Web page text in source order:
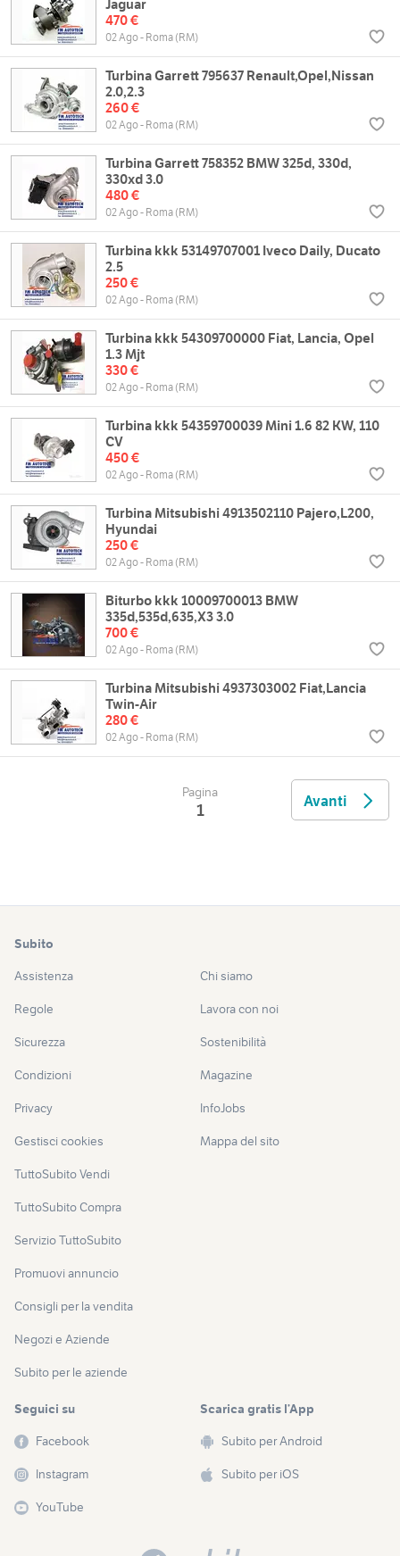
Jaguar
470 €
02 Ago - Roma (RM)
Turbina Garrett 795637 Renault,Opel,Nissan
2.0,2.3
260 €
02 Ago - Roma (RM)
Turbina Garrett 758352 BMW 325d, 330d,
330xd 3.0
480 €
02 Ago - Roma (RM)
Turbina kkk 53149707001 Iveco Daily, Ducato
2.5
250 €
02 Ago - Roma (RM)
Turbina kkk 54309700000 Fiat, Lancia, Opel
1.3 Mjt
330 €
02 Ago - Roma (RM)
Turbina kkk 54359700039 Mini 1.6 82 KW, 110
CV
450 €
02 Ago - Roma (RM)
Turbina Mitsubishi 4913502110 Pajero,L200,
Hyundai
250 €
02 Ago - Roma (RM)
Biturbo kkk 10009700013 BMW
335d,535d,635,X3 3.0
700 €
02 Ago - Roma (RM)
Turbina Mitsubishi 4937303002 Fiat,Lancia
Twin-Air
280 €
02 Ago - Roma (RM)
Pagina
1 Avanti
Subito
Assistenza
Regole
Sicurezza
Condizioni
Privacy
Gestisci cookies
TuttoSubito Vendi
TuttoSubito Compra
Servizio TuttoSubito
Promuovi annuncio
Consigli per la vendita
Negozi e Aziende
Subito per le aziende
Chi siamo
Lavora con noi
Sostenibilità
Magazine
InfoJobs
Mappa del sito
Seguici su
Facebook
Instagram
YouTube
Scarica gratis l’App
Subito per Android
Subito per iOS